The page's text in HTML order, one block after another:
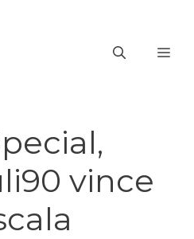
vince